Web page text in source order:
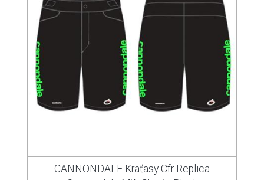
CANNONDALE Kraťasy Cfr Replica